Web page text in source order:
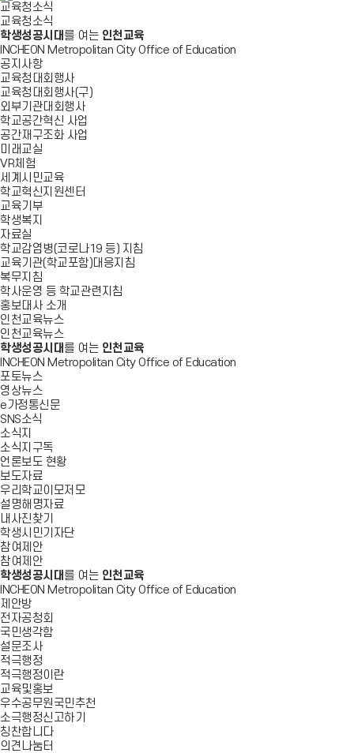
교육청소식
교육청소식
학생성공시대 를 여는 인천교육
INCHEON Metropolitan City Office of Education
공지사항
교육청대회행사
교육청대회행사(구)
외부기관대회행사
학교공간혁신 사업
공간재구조화 사업
미래교실
VR체험
세계시민교육
학교혁신지원센터
교육기부
학생복지
자료실
학교감염병(코로나19 등) 지침
교육기관(학교포함)대응지침
복무지침
학사운영 등 학교관련지침
홍보대사 소개
인천교육뉴스
인천교육뉴스
학생성공시대 를 여는 인천교육
INCHEON Metropolitan City Office of Education
포토뉴스
영상뉴스
e가정통신문
SNS소식
소식지
소식지구독
언론보도 현황
보도자료
우리학교이모저모
설명해명자료
내사진찾기
학생시민기자단
참여제안
참여제안
학생성공시대 를 여는 인천교육
INCHEON Metropolitan City Office of Education
제안방
전자공청회
국민생각함
설문조사
적극행정
적극행정이란
교육및홍보
우수공무원국민추천
소극행정신고하기
칭찬합니다
의견나눔터